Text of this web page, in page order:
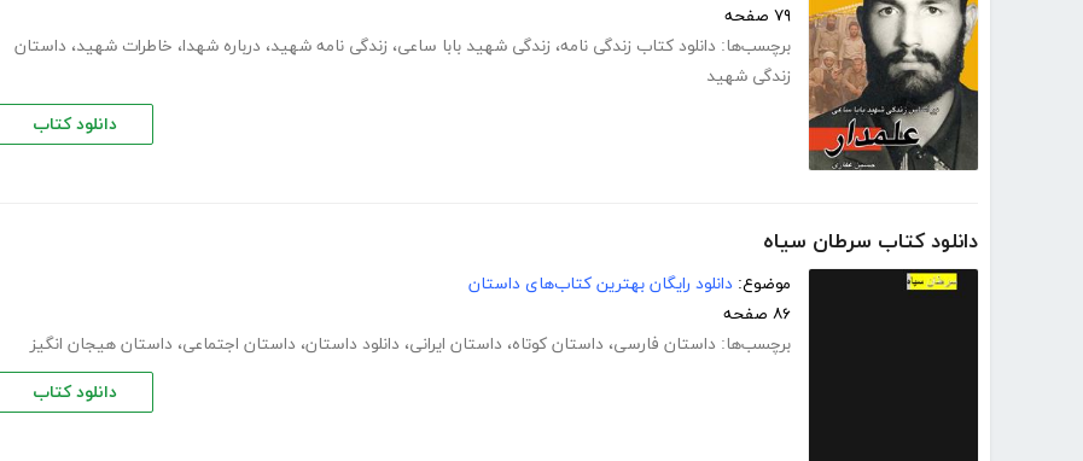
۷۹ صفحه
برچسب‌ها: دانلود کتاب زندگی نامه، زندگی شهید بابا ساعی، زندگی نامه شهید، درباره شهدا، خاطرات شهید، داستان
زندگی شهید
دانلود کتاب
دانلود کتاب سرطان سیاه
موضوع: دانلود رایگان بهترین کتاب‌های داستان
۸۶ صفحه
برچسب‌ها: داستان فارسی، داستان کوتاه، داستان ایرانی، دانلود داستان، داستان اجتماعی، داستان هیجان انگیز
دانلود کتاب